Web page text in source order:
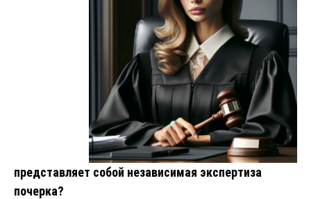
представляет собой независимая экспертиза
почерка?